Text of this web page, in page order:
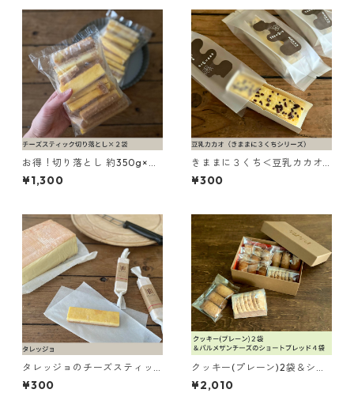
お得！切り落とし 約350g×２
袋
¥1,300
きままに３くち＜豆乳カカオ
＞
¥300
タレッジョのチーズスティッ
ク
¥300
クッキー(プレーン)2袋＆ショ
ートブレッド4袋
¥2,010